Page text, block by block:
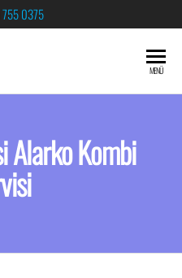
0375
MENÜ
Alarko Kombi